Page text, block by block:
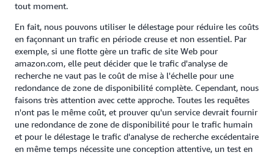
tout moment.
En fait, nous pouvons utiliser le délestage pour réduire les coûts
en façonnant un trafic en période creuse et non essentiel. Par
exemple, si une flotte gère un trafic de site Web pour
amazon.com, elle peut décider que le trafic d'analyse de
recherche ne vaut pas le coût de mise à l'échelle pour une
redondance de zone de disponibilité complète. Cependant, nous
faisons très attention avec cette approche. Toutes les requêtes
n'ont pas le même coût, et prouver qu'un service devrait fournir
une redondance de zone de disponibilité pour le trafic humain
et pour le délestage le trafic d'analyse de recherche excédentaire
en même temps nécessite une conception attentive, un test en